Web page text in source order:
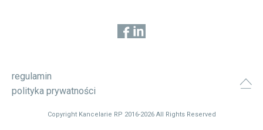
regulamin
polityka prywatności
Copyright Kancelarie RP 2016-2026 All Rights Reserved